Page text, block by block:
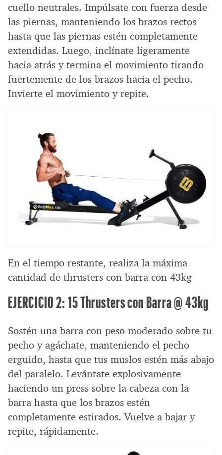
cuello neutrales. Impúlsate con fuerza desde
las piernas, manteniendo los brazos rectos
hasta que las piernas estén completamente
extendidas. Luego, inclínate ligeramente
hacia atrás y termina el movimiento tirando
fuertemente de los brazos hacia el pecho.
Invierte el movimiento y repite.
En el tiempo restante, realiza la máxima
cantidad de thrusters con barra con 43kg
EJERCICIO 2: 15 Thrusters con Barra @ 43kg
Sostén una barra con peso moderado sobre tu
pecho y agáchate, manteniendo el pecho
erguido, hasta que tus muslos estén más abajo
del paralelo. Levántate explosivamente
haciendo un press sobre la cabeza con la
barra hasta que los brazos estén
completamente estirados. Vuelve a bajar y
repite, rápidamente.